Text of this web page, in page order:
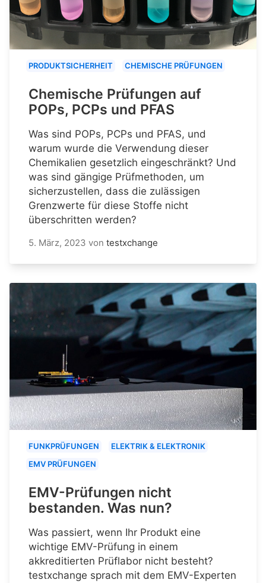
PRODUKTSICHERHEIT CHEMISCHE PRÜFUNGEN
Chemische Prüfungen auf
POPs, PCPs und PFAS
Was sind POPs, PCPs und PFAS, und
warum wurde die Verwendung dieser
Chemikalien gesetzlich eingeschränkt? Und
was sind gängige Prüfmethoden, um
sicherzustellen, dass die zulässigen
Grenzwerte für diese Stoffe nicht
überschritten werden?
5. März, 2023 von testxchange
FUNKPRÜFUNGEN
ELEKTRIK & ELEKTRONIK
EMV PRÜFUNGEN
EMV-Prüfungen nicht
bestanden. Was nun?
Was passiert, wenn Ihr Produkt eine
wichtige EMV-Prüfung in einem
akkreditierten Prüflabor nicht besteht?
testxchange sprach mit dem EMV-Experten